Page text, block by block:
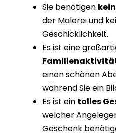
Sie benötigen
der Malerei und
Geschicklichkeit.
Es ist eine
einen schönen
während Sie ein
Es ist ein tolles
welcher
Geschenk